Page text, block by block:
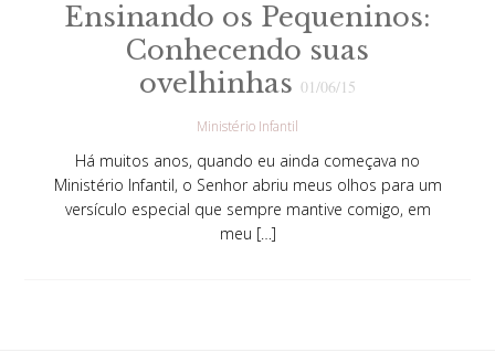
Ensinando os Pequeninos:
Conhecendo suas
ovelhinhas 01/06/15
Ministério Infantil
Há muitos anos, quando eu ainda começava no
Ministério Infantil, o Senhor abriu meus olhos para um
versículo especial que sempre mantive comigo, em
meu […]